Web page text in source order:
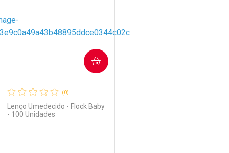
(0)
Lenço Umedecido - Flock Baby
- 100 Unidades
COMPRAR